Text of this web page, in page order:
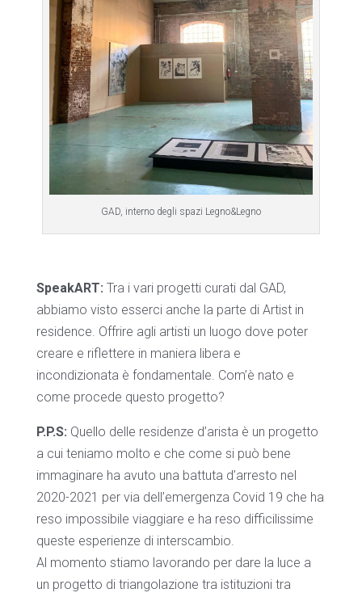
GAD, interno degli spazi Legno&Legno
SpeakART: Tra i vari progetti curati dal GAD,
abbiamo visto esserci anche la parte di Artist in
residence. Offrire agli artisti un luogo dove poter
creare e riflettere in maniera libera e
incondizionata è fondamentale. Com’è nato e
come procede questo progetto?
P.P.S: Quello delle residenze d’arista è un progetto
a cui teniamo molto e che come si può bene
immaginare ha avuto una battuta d’arresto nel
2020-2021 per via dell’emergenza Covid 19 che ha
reso impossibile viaggiare e ha reso difficilissime
queste esperienze di interscambio.
Al momento stiamo lavorando per dare la luce a
un progetto di triangolazione tra istituzioni tra